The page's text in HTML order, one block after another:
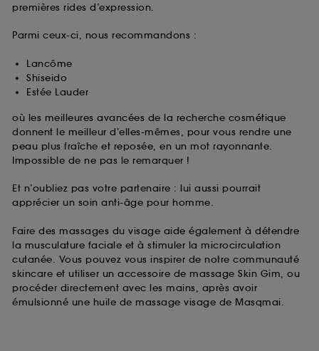
premières rides d’expression.
Parmi ceux-ci, nous recommandons :
Lancôme
Shiseido
Estée Lauder
où les meilleures avancées de la recherche cosmétique
donnent le meilleur d’elles-mêmes, pour vous rendre une
peau plus fraîche et reposée, en un mot rayonnante.
Impossible de ne pas le remarquer !
Et n’oubliez pas votre partenaire : lui aussi pourrait
apprécier un soin anti-âge pour homme.
Faire des massages du visage aide également à détendre
la musculature faciale et à stimuler la microcirculation
cutanée. Vous pouvez vous inspirer de notre communauté
skincare et utiliser un accessoire de massage Skin Gim, ou
procéder directement avec les mains, après avoir
émulsionné une huile de massage visage de Masqmai.